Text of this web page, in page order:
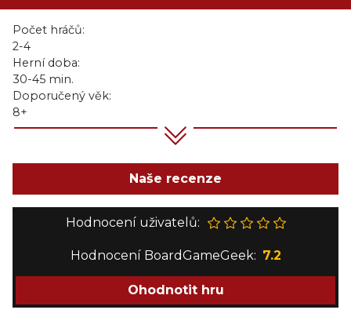
Počet hráčů:
2-4
Herní doba:
30-45 min.
Doporučený věk:
8+
Naše recenze
Hodnocení uživatelů:
Hodnocení BoardGameGeek: 7.2
Ohodnotit hru